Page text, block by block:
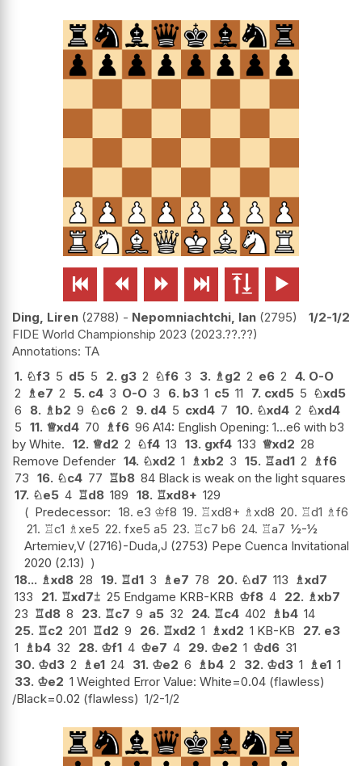
     
Ding, Liren 2788 - Nepomniachtchi, Ian 2795
1/2-1/2
FIDE World Championship 2023 2023.??.??
TA
1. ♘f3 5 d5 5 2. g3 2 ♘f6 3 3. ♗g2 2 e6 2 4. O-O
2 ♗e7 2 5. c4 3 O-O 3 6. b3 1 c5 11 7. cxd5 5 ♘xd5
6
8. ♗b2 9 ♘c6 2 9. d4 5 cxd4 7 10. ♘xd4 2 ♘xd4
5 11. ♕xd4 70 ♗f6 96 A14: English Opening: 1...e6 with b3
by White. 12. ♕d2 2 ♘f4 13 13. gxf4 133 ♕xd2 28
Remove Defender 14. ♘xd2 1 ♗xb2 3 15. ♖ad1 2 ♗f6
73 16. ♘c4 77 ♖b8 84 Black is weak on the light squares
17. ♘e5 4 ♖d8 189 18. ♖xd8+ 129
Predecessor: 18. e3 ♔f8 19. ♖xd8+ ♗xd8 20. ♖d1 ♗f6
21. ♖c1 ♗xe5 22. fxe5 a5 23. ♖c7 b6 24. ♖a7 ½-½
Artemiev,V (2716)-Duda,J (2753) Pepe Cuenca Invitational
2020 (2.13)
18... ♗xd8 28 19. ♖d1 3 ♗e7 78 20. ♘d7 113 ♗xd7
133
21. ♖xd7⩲ 25 Endgame KRB-KRB ♔f8 4 22. ♗xb7
23 ♖d8 8 23. ♖c7 9 a5 32 24. ♖c4 402 ♗b4 14
25. ♖c2 201 ♖d2 9 26. ♖xd2 1 ♗xd2 1 KB-KB 27. e3
1 ♗b4 32 28. ♔f1 4 ♔e7 4 29. ♔e2 1 ♔d6 31
30. ♔d3 2 ♗e1 24 31. ♔e2 6 ♗b4 2 32. ♔d3 1 ♗e1 1
33. ♔e2 1 Weighted Error Value: White=0.04 (flawless)
/Black=0.02 (flawless) 1/2-1/2